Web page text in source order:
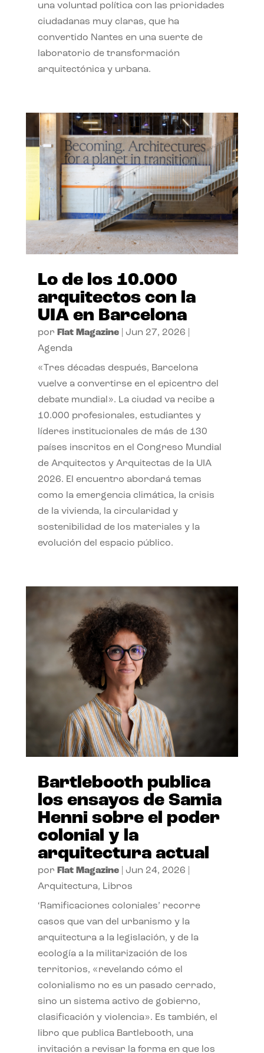
una voluntad política con las prioridades
ciudadanas muy claras, que ha
convertido Nantes en una suerte de
laboratorio de transformación
arquitectónica y urbana.
Lo de los 10.000
arquitectos con la
UIA en Barcelona
por Flat Magazine| Jun 27, 2026
Agenda
«Tres décadas después, Barcelona
vuelve a convertirse en el epicentro del
debate mundial». La ciudad va recibe a
10.000 profesionales, estudiantes y
líderes institucionales de más de 130
países inscritos en el Congreso Mundial
de Arquitectos y Arquitectas de la UIA
2026. El encuentro abordará temas
como la emergencia climática, la crisis
de la vivienda, la circularidad y
sostenibilidad de los materiales y la
evolución del espacio público.
Bartlebooth publica
los ensayos de Samia
Henni sobre el poder
colonial y la
arquitectura actual
por Flat Magazine| Jun 24, 2026
Arquitectura, Libros
‘Ramificaciones coloniales’ recorre
casos que van del urbanismo y la
arquitectura a la legislación, y de la
ecología a la militarización de los
territorios, «revelando cómo el
colonialismo no es un pasado cerrado,
sino un sistema activo de gobierno,
clasificación y violencia». Es también, el
libro que publica Bartlebooth, una
invitación a revisar la forma en que los